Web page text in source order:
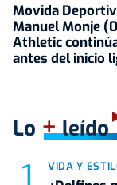
Movida
Manuel Monje
Athletic
antes del inicio
Lo +leído
VIDA Y